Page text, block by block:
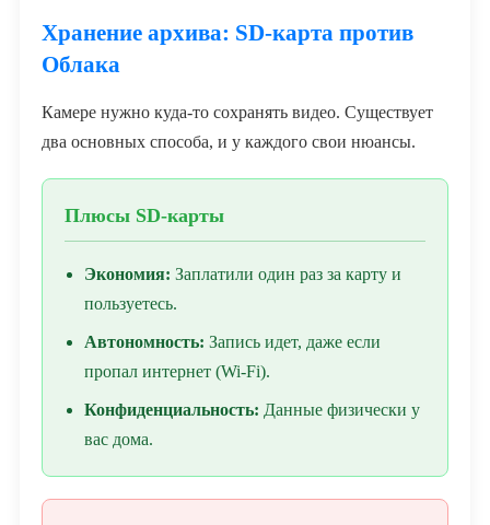
Хранение архива: SD-карта против
Облака
Камере нужно куда-то сохранять видео. Существует
два основных способа, и у каждого свои нюансы.
Плюсы SD-карты
Экономия: Заплатили один раз за карту и
пользуетесь.
Автономность: Запись идет, даже если
пропал интернет (Wi-Fi).
Конфиденциальность: Данные физически у
вас дома.